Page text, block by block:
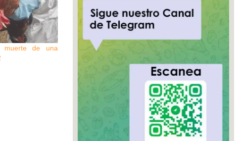
muerte de una